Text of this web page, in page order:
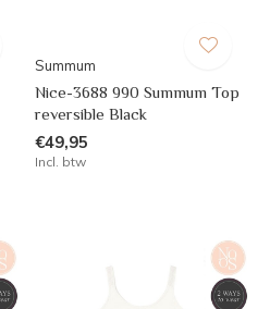
Summum
Nice-3688 990 Summum Top
reversible Black
€49,95
Incl. btw